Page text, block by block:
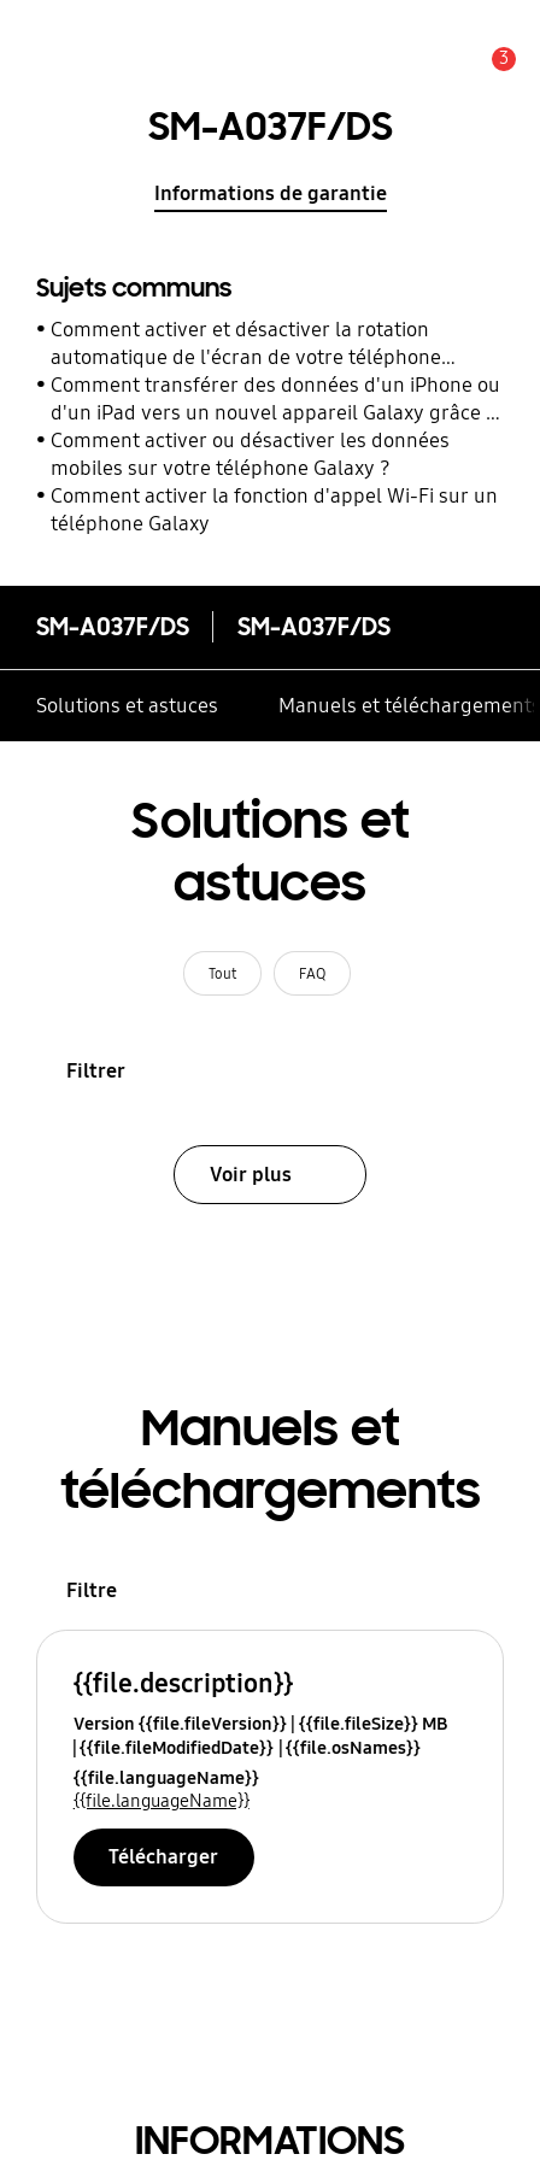
3
SM-A037F/DS
Informations de garantie
Sujets communs
Comment activer et désactiver la rotation
automatique de l'écran de votre téléphone
Galaxy ?
Comment transférer des données d'un iPhone ou
d'un iPad vers un nouvel appareil Galaxy grâce à
Smart Switch ?
Comment activer ou désactiver les données
mobiles sur votre téléphone Galaxy ?
Comment activer la fonction d'appel Wi-Fi sur un
téléphone Galaxy
SM-A037F/DS SM-A037F/DS
Solutions et astuces Manuels et téléchargements
Solutions et
astuces
Tout FAQ
Filtrer
Voir plus
Manuels et
téléchargements
Filtre
{{file.description}}
Version {{file.fileVersion}} {{file.fileSize}} MB
{{file.fileModifiedDate}} {{file.osNames}}
{{file.languageName}}
{{file.languageName}}
Télécharger
INFORMATIONS